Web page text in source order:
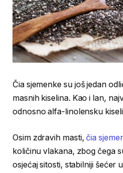
Čia sjemenke su još jedan
masnih kiselina. Kao i lan,
odnosno alfa-linolensku
Osim zdravih masti,čia
količinu vlakana, zbog čega
osjećaj sitosti, stabilniji šećer